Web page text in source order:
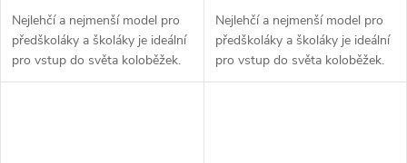
Nejlehčí a nejmenší model pro
předškoláky a školáky je ideální
pro vstup do světa koloběžek.
Při navrhování takové
Nejlehčí a nejmenší model pro
předškoláky a školáky je ideální
pro vstup do světa koloběžek.
Při navrhování takové